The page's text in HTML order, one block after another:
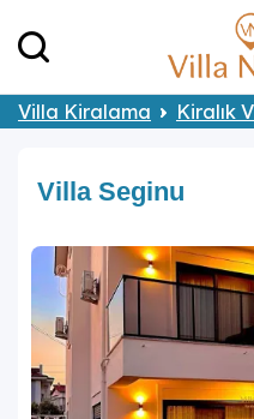
Villa Kiralama Kiralık
Villa Seginu